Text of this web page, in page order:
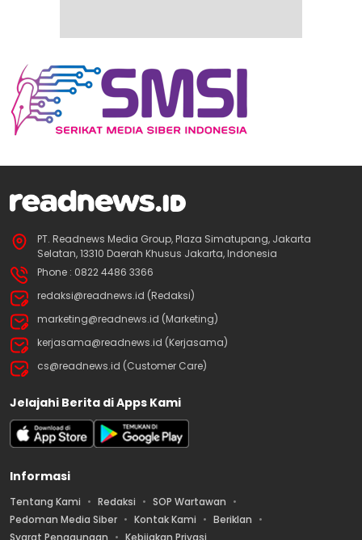
PT. Readnews Media Group, Plaza Simatupang, Jakarta
Selatan, 13310 Daerah Khusus Jakarta, Indonesia
Phone : 0822 4486 3366
redaksi@readnews.id (Redaksi)
marketing@readnews.id (Marketing)
kerjasama@readnews.id (Kerjasama)
cs@readnews.id (Customer Care)
Jelajahi Berita di Apps Kami
Informasi
Tentang Kami Redaksi
SOP Wartawan
Pedoman Media Siber
Kontak Kami
Beriklan
Syarat Penggunaan
Kebijakan Privasi